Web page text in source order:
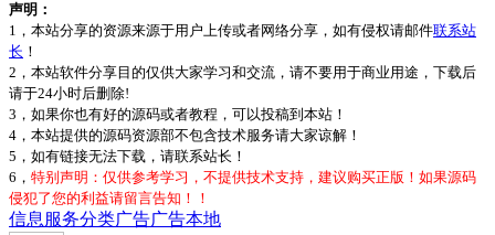
声明：
1，本站分享的资源来源于用户上传或者网络分享，如有侵权请邮件联系站
长 ！
2，本站软件分享目的仅供大家学习和交流，请不要用于商业用途，下载后
请于24小时后删除!
3，如果你也有好的源码或者教程，可以投稿到本站！
4，本站提供的源码资源部不包含技术服务请大家谅解！
5，如有链接无法下载，请联系站长！
6， 特别声明：仅供参考学习，不提供技术支持，建议购买正版！如果源码
侵犯了您的利益请留言告知！！
信息服务分类广告广告本地